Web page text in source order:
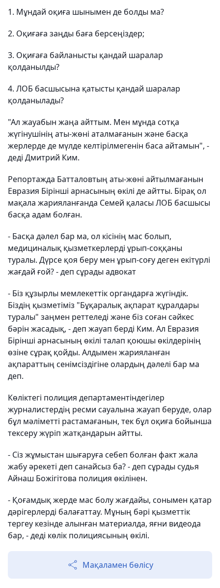
1. Мұндай оқиға шынымен де болды ма?
2. Оқиғаға заңды баға берсеңіздер;
3. Оқиғаға байланысты қандай шаралар
қолданылды?
4. ЛОБ басшысына қатысты қандай шаралар
қолданылады?
"Ал жауабын жаңа айттым. Мен мұнда сотқа
жүгінушінің аты-жөні аталмағанын және басқа
жерлерде де мүлде келтірілмегенін баса айтамын", -
деді Дмитрий Ким.
Репортажда Батталовтың аты-жөні айтылмағанын
Евразия Бірінші арнасының өкілі де айтты. Бірақ ол
мақала жарияланғанда Семей қаласы ЛОБ басшысы
басқа адам болған.
- Басқа дәлел бар ма, ол кісінің мас болып,
медициналық қызметкерлерді ұрып-соққаны
туралы. Дүрсе қоя беру мен ұрып-соғу деген екітүрлі
жағдай ғой? - деп сұрады адвокат
- Біз құзырлы мемлекеттік органдарға жүгіндік.
Біздің қызметіміз "Бұқаралық ақпарат құралдары
туралы" заңмен реттеледі және біз соған сәйкес
бәрін жасадық, - деп жауап берді Ким. Ал Евразия
Бірінші арнасының өкілі талап қоюшы өкілдерінің
өзіне сұрақ қойды. Алдымен жарияланған
ақпараттың сенімсіздігіне олардың дәлелі бар ма
деп.
Көліктегі полиция департаментіндегілер
журналистердің ресми сауалына жауап беруде, олар
бұл мәліметті растамағанын, тек бұл оқиға бойынша
тексеру жүріп жатқандарын айтты.
- Сіз жұмыстан шығаруға себеп болған факт жала
жабу әрекеті деп санайсыз ба? - деп сұрады судья
Айнаш Божігітова полиция өкілінен.
- Қоғамдық жерде мас болу жағдайы, сонымен қатар
дәрігерлерді балағаттау. Мұның бәрі қызметтік
тергеу кезінде алынған материалда, яғни видеода
бар, - деді көлік полициясының өкілі.
Мақаламен бөлісу